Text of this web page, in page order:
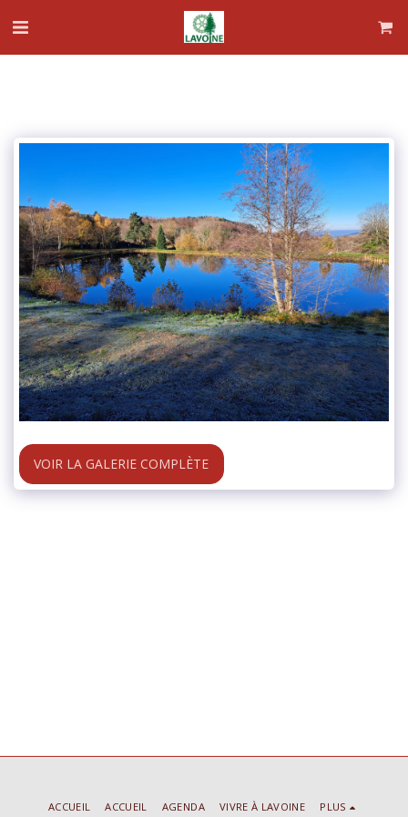
VOIR LA GALERIE COMPLÈTE
ACCUEIL ACCUEIL AGENDA VIVRE À LAVOINE PLUS